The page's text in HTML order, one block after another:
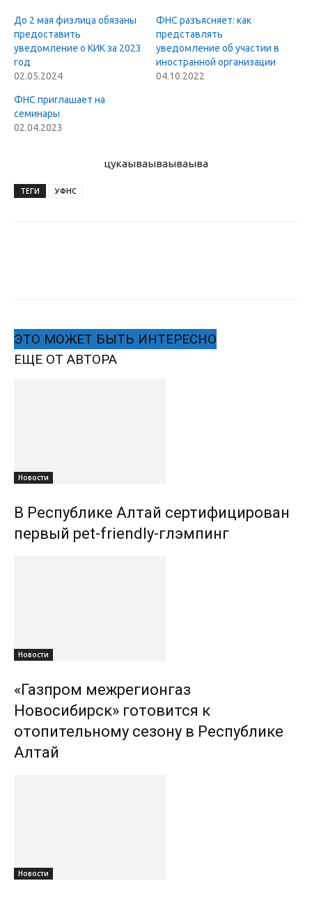
До 2 мая физлица обязаны
предоставить
уведомление о КИК за 2023
год
02.05.2024
ФНС разъясняет: как
представлять
уведомление об участии в
иностранной организации
04.10.2022
ФНС приглашает на
семинары
02.04.2023
цукаываываываыва
ТЕГИ УФНС
ЭТО МОЖЕТ БЫТЬ ИНТЕРЕСНО
ЕЩЕ ОТ АВТОРА
Новости
В Республике Алтай сертифицирован
первый pet-friendly-глэмпинг
Новости
«Газпром межрегионгаз
Новосибирск» готовится к
отопительному сезону в Республике
Алтай
Новости